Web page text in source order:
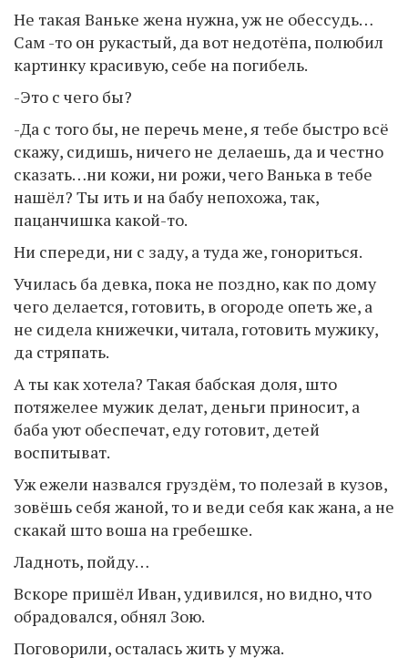
Не такая Ваньке жена нужна, уж не обессудь…
Сам -то он рукастый, да вот недотёпа, полюбил
картинку красивую, себе на погибель.
-Это с чего бы?
-Да с того бы, не перечь мене, я тебе быстро всё
скажу, сидишь, ничего не делаешь, да и честно
сказать…ни кожи, ни рожи, чего Ванька в тебе
нашёл? Ты ить и на бабу непохожа, так,
пацанчишка какой-то.
Ни спереди, ни с заду, а туда же, гонориться.
Училась ба девка, пока не поздно, как по дому
чего делается, готовить, в огороде опеть же, а
не сидела книжечки, читала, готовить мужику,
да стряпать.
А ты как хотела? Такая бабская доля, што
потяжелее мужик делат, деньги приносит, а
баба уют обеспечат, еду готовит, детей
воспитыват.
Уж ежели назвался груздём, то полезай в кузов,
зовёшь себя жаной, то и веди себя как жана, а не
скакай што воша на гребешке.
Ладноть, пойду…
Вскоре пришёл Иван, удивился, но видно, что
обрадовался, обнял Зою.
Поговорили, осталась жить у мужа.